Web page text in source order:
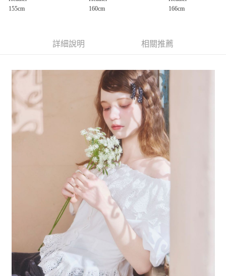
1.本服務由台灣大哥大提供，台灣大哥大用戶可立即使用無須另外申請。
2.付款方式選擇「大哥付你分期」，訂單成立後會自動跳轉到大哥付的交易
3.實際核准額度、可分期數及費用金額請依後續交易確認頁面所載為準。
4.訂單成立30分鐘內，如未前往確認交易或遇審核未通過，訂單將自動取
【繳款方式說明】
1.分期款項不併入電信帳單，「大哥付你分期」於每月結算日後寄送繳費提
醒簡訊。
2.透過簡訊連結打開帳單後，可選擇「超商條碼／台灣大直營門市／銀行轉
帳／街口支付／iPASS MONEY」等通路繳費。
【注意事項】
1.本服務係由「台灣大哥大股份有限公司」（以下簡稱本公司）所提供，讓
用戶於交易時，得透過本服務購買商品或服務，並由商店將買賣／分期付款
買賣價金債權讓與本公司後，依約使用本公司帳單繳交帳款。
2.基於同意付款使用「大哥付你分期」之契約關係目的，商店將以您的個人
資料（包含姓名、電話或地址）提供予台灣大哥大進項蒐集、處理及利用，
由本公司與您本人進行分期帳單所需資料之確認、核對及更正。
3.完整用戶服務條款，請詳閱以下連結：
https://oppay.tw/userRule
３．安心：先確認商品／服務後，再付款。
【「AFTEE先享後付」結帳流程】
１．於結帳方式選擇「AFTEE先享後付」後，將跳轉至「AFTEE先享後付」
結帳頁面，進行簡訊認證並確認金額後，即可完成結帳。
２．訂單成立數日內，您將收到繳費通知簡訊。
３．收到繳費通知簡訊後14天內，點擊此簡訊中的連結，可透過四大超商／
ATM／網路銀行／等多元方式進行付款，方視為交易完成。
※ 請注意：結帳手續完成當下不需立刻繳費，但若您需要取消訂單，請聯絡
購買商品的店家。未經商家同意取消之訂單仍視為有效，需透過AFTEE先享
※ 交易是否成功請以「AFTEE先享後付 」之結帳頁面顯示為準，若有關於
是否繳費成功／繳費後需取消欲退款等相關疑問，請聯繫「AFTEE先享後付
https://netprotections.freshdesk.com/support/home
１．透過由恩沛科技股份有限公司提供之「AFTEE先享後付」服務完成之交
易，需依本服務之必要範圍內提供個人資料，並將交易相關給付款項請求債
權轉讓予恩沛科技股份有限公司。
２．關於個人資料處理事宜，請瀏覽以下網址：
３．未成年的使用者請事先徵得法定代理人或監護人之同意方可使用
「AFTEE先享後付」，若未經同意申辦者引起之損失，本公司不負相關責
每筆NT$80，滿NT$888(含以上)免運費
每筆NT$80，滿NT$888(含以上)免運費
7-11 取貨付款
每筆NT$80，滿NT$1,500(含以上)免運費
每筆NT$80，滿NT$1,500(含以上)免運費
每筆NT$80，滿NT$1,500(含以上)免運費
155cm
160cm
166cm
詳細說明 相關推薦